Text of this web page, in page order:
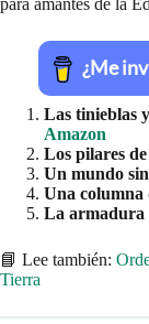
Las tinieblas
Amazon
Los pilares
Un mundo
Una columna
La armadura
📘 Lee también:
Tierra